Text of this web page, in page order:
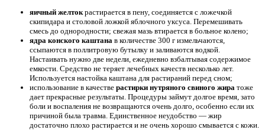
яичный желток растирается в пену, соединяется с ложечкой
скипидара и столовой ложкой яблочного уксуса. Перемешивать
смесь до однородности; свежая мазь втирается в больное колено;
ядра конского каштана в количестве 300 г измельчаются,
ссыпаются в поллитровую бутылку и заливаются водкой.
Настаивать нужно две недели, ежедневно взбалтывая содержимое
емкости. Средство не теряет лечебных качеств несколько лет.
Используется настойка каштана для растираний перед сном;
использование в качестве растирки нутряного свиного жира тоже
дает прекрасные результаты. Процедуры займут долгое время, зато
боли и воспаления не возвращаются очень долго, особенно если их
причиной была травма. Единственное неудобство — жир
достаточно плохо растирается и не очень хорошо смывается с кожи.